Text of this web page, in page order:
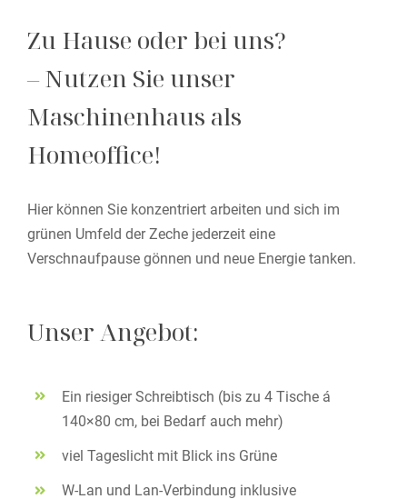
Zu Hause oder bei uns?
– Nutzen Sie unser
Maschinenhaus als
Homeoffice!
Hier können Sie konzentriert arbeiten und sich im
grünen Umfeld der Zeche jederzeit eine
Verschnaufpause gönnen und neue Energie tanken.
Unser Angebot:
Ein riesiger Schreibtisch (bis zu 4 Tische á
140×80 cm, bei Bedarf auch mehr)
viel Tageslicht mit Blick ins Grüne
W-Lan und Lan-Verbindung inklusive